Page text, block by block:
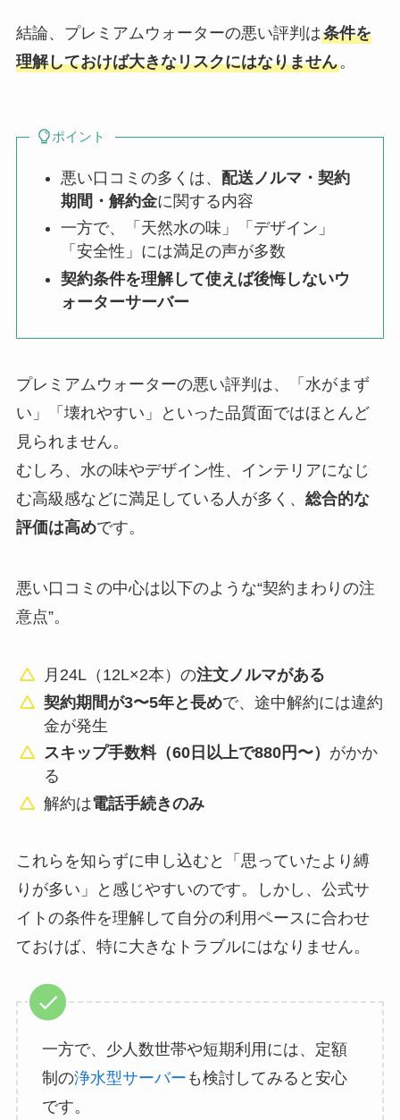
結論、プレミアムウォーターの悪い評判は条件を
理解しておけば大きなリスクにはなりません。
ポイント
悪い口コミの多くは、配送ノルマ・契約
期間・解約金に関する内容
一方で、「天然水の味」「デザイン」
「安全性」には満足の声が多数
契約条件を理解して使えば後悔しないウ
ォーターサーバー
プレミアムウォーターの悪い評判は、「水がまず
い」「壊れやすい」といった品質面ではほとんど
見られません。
むしろ、水の味やデザイン性、インテリアになじ
む高級感などに満足している人が多く、 総合的な
評価は高めです。
悪い口コミの中心は以下のような“契約まわりの注
意点”。
月24L（12L×2本）の注文ノルマがある
契約期間が3〜5年と長めで、途中解約には違約
金が発生
スキップ手数料（60日以上で880円〜） がかか
る
解約は電話手続きのみ
これらを知らずに申し込むと「思っていたより縛
りが多い」と感じやすいのです。しかし、公式サ
イトの条件を理解して自分の利用ペースに合わせ
ておけば、特に大きなトラブルにはなりません。
一方で、少人数世帯や短期利用には、定額
制の浄水型サーバー も検討してみると安心
です。